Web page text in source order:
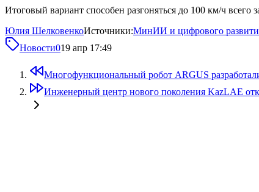
Итоговый вариант способен разгоняться до 100 км/ч
Юлия ШелковенкоИсточники:МинИИ и цифрового
Новости019 апр 17:49
Многофункциональный робот ARGUS
Инженерный центр нового поколения KazLAE